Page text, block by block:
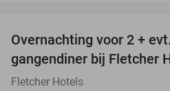
Overnachting voor 2 +
gangendiner bij Fletcher
Fletcher Hotels